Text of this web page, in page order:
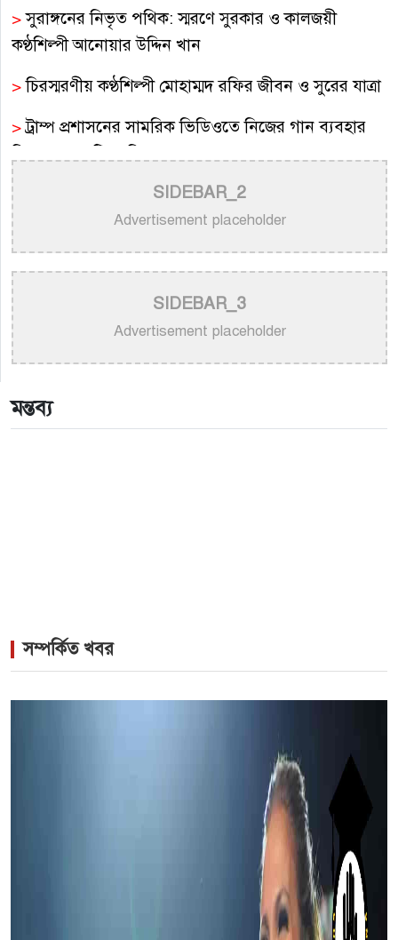
>সুরাঙ্গনের নিভৃত পথিক: স্মরণে সুরকার ও কালজয়ী
কণ্ঠশিল্পী আনোয়ার উদ্দিন খান
>চিরস্মরণীয় কণ্ঠশিল্পী মোহাম্মদ রফির জীবন ও সুরের যাত্রা
>ট্রাম্প প্রশাসনের সামরিক ভিডিওতে নিজের গান ব্যবহার
>
নতুন করে ভাইরাল ‘আজ কেন মন উদাসী হয়ে’ গানের
পেছনের গল্প
>
বাংলাদেশ বেতারে সুরকার ও সংগীত পরিচালক হিসেবে
তালিকাভুক্ত হলেন ৯২ শিল্পী
>একই দিনে জন্ম, সুরের টানে বাঁধা পড়া বাংলা গানের অমর
জুটি
SIDEBAR_2
Advertisement placeholder
SIDEBAR_3
Advertisement placeholder
মন্তব্য
সম্পর্কিত খবর